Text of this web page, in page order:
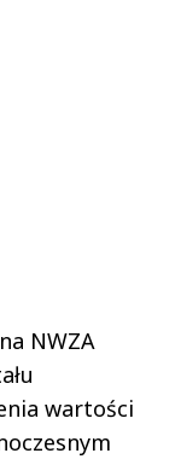
NWZA
wartości